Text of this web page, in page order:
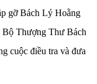
gỡ Bách Lý Hoằng
Thượng Thư Bách
cuộc điều tra và đưa